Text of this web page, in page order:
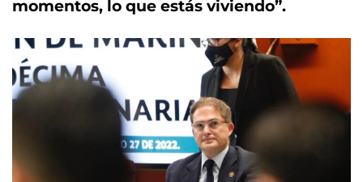
momentos, lo que estás viviendo”.